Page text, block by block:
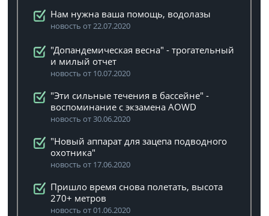
Нам нужна ваша помощь, водолазы
новость от 22.07.2020
"Допандемическая весна" - трогательный
и милый отчет
новость от 10.07.2020
"Эти сильные течения в бассейне" -
воспоминание с экзамена AOWD
новость от 30.06.2020
"Новый аппарат для зацепа подводного
охотника"
новость от 17.06.2020
Пришло время снова полетать, высота
270+ метров
новость от 01.06.2020